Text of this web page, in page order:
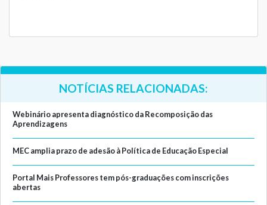
NOTÍCIAS RELACIONADAS:
Webinário apresenta diagnóstico da Recomposição das
Aprendizagens
MEC amplia prazo de adesão à Política de Educação Especial
Portal Mais Professores tem pós-graduações com inscrições
abertas